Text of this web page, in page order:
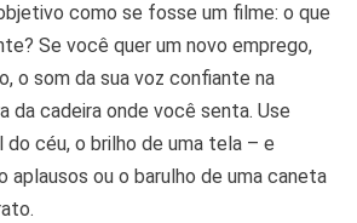
como se fosse um filme: o que
Se você quer um novo emprego,
o som da sua voz confiante na
da cadeira onde você senta. Use
do céu, o brilho de uma tela – e
aplausos ou o barulho de uma caneta